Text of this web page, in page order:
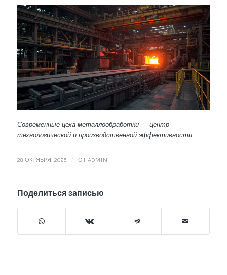
Современные цеха металлообработки — центр
технологической и производственной эффективности
28 ОКТЯБРЯ, 2025 ОТ ADMIN
Поделиться записью